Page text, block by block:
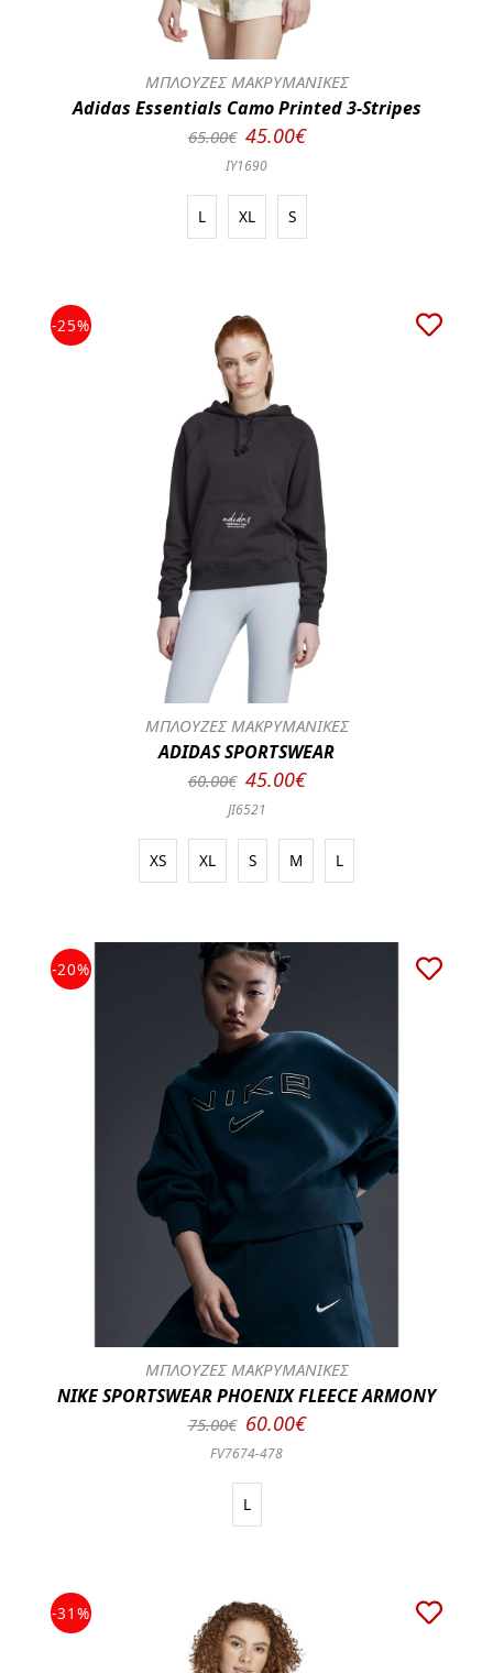
ΜΠΛΟΥΖΕΣ ΜΑΚΡΥΜΑΝΙΚΕΣ
Adidas Essentials Camo Printed 3-Stripes
65.00€ 45.00€
IY1690
L XL S
-25%
ΜΠΛΟΥΖΕΣ ΜΑΚΡΥΜΑΝΙΚΕΣ
ADIDAS SPORTSWEAR
60.00€ 45.00€
JI6521
XS XL S M L
-20%
ΜΠΛΟΥΖΕΣ ΜΑΚΡΥΜΑΝΙΚΕΣ
NIKE SPORTSWEAR PHOENIX FLEECE ARMONY
75.00€ 60.00€
FV7674-478
L
-31%